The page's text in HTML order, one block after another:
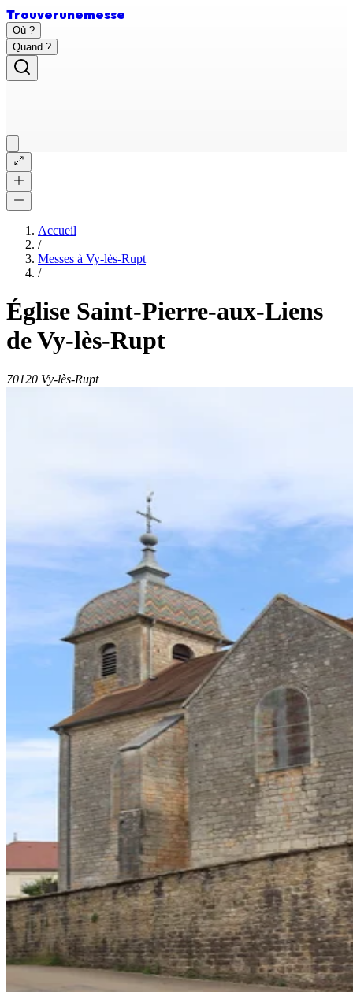
Trouverunemesse
Où ?
Quand ?
Accueil
/
Messes à Vy-lès-Rupt
/
Église Saint-Pierre-aux-Liens
de Vy-lès-Rupt
70120 Vy-lès-Rupt